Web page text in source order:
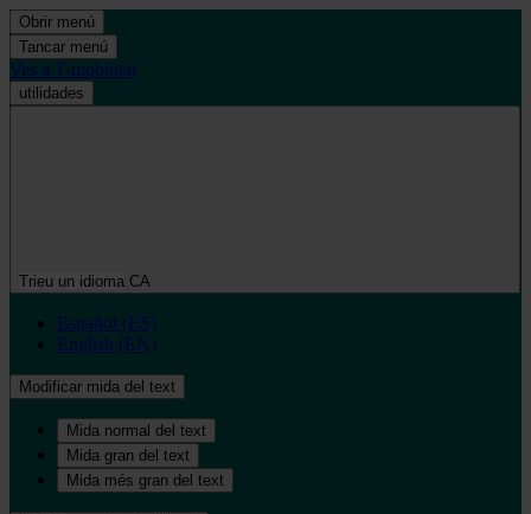
Obrir menú
Tancar menú
Ves a T-mobilitat
utilidades
Trieu un idioma CA
Español (ES)
English (EN)
Modificar mida del text
Mida normal del text
Mida gran del text
Mida més gran del text